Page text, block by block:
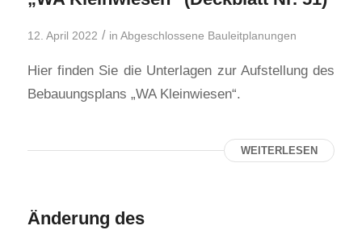
12. April 2022 / in Abgeschlossene Bauleitplanungen
Hier finden Sie die Unterlagen zur Aufstellung des
Bebauungsplans „WA Kleinwiesen“.
WEITERLESEN
Änderung des